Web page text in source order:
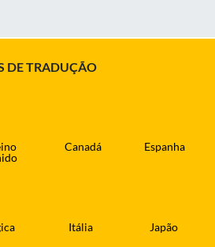
DE TRADUÇÃO
Canadá Espanha
Itália Japão